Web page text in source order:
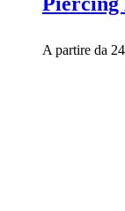
A partire da